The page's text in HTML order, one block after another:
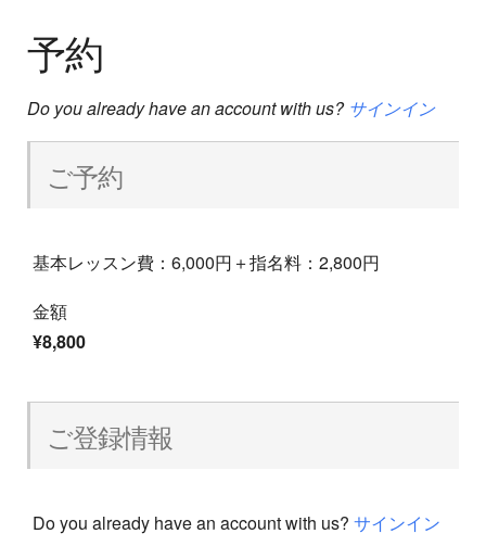
予約
Do you already have an account with us? サインイン
ご予約
基本レッスン費：6,000円＋指名料：2,800円
金額
¥8,800
ご登録情報
Do you already have an account with us? サインイン